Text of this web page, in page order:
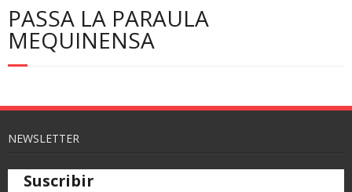
PASSA LA PARAULA
MEQUINENSA
NEWSLETTER
Suscribir